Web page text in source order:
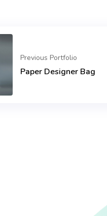
Previous Portfolio
Paper Designer Bag